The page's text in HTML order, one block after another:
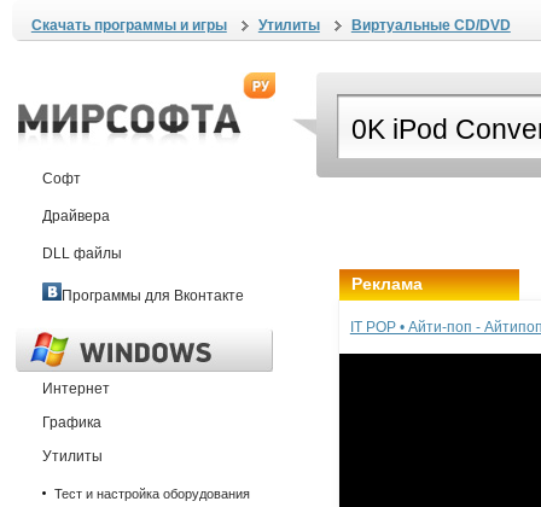
Скачать программы и игры Утилиты Виртуальные CD/DVD
Софт
Драйвера
DLL файлы
Программы для Вконтакте
Интернет
Графика
Утилиты
Тест и настройка оборудования
Реклама
IT POP • Айти-поп -